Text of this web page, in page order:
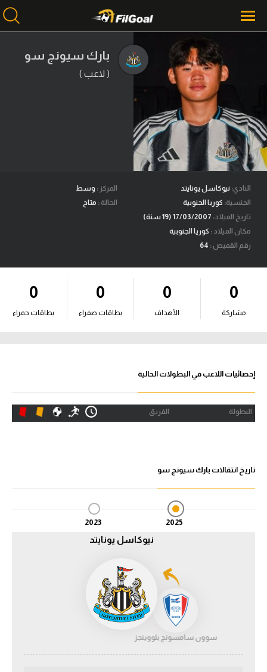
محتوى إخباري
الرئيسية
أخبار
مباريات
ميركاتو
فانتازي في الجول
مسابقة التوقعات
فيديوهات
آراء حرة
ركن الألعاب
الدوري المصري
الدوري الإنجليزي الممتاز
الدوري الإيطالي
دوري أبطال أوروبا
دوري أبطال إفريقيا
كل البطولات
بارك سيونج سو
( لاعب )
النادي: نيوكاسل يونايتد
الجنسية: كوريا الجنوبية
تاريخ الميلاد:
مكان الميلاد : كوريا الجنوبية
رقم القميص :
المركز : وسط
الحالة : متاح
0
مشاركة
0
الأهداف
0
بطاقات صفراء
0
بطاقات حمراء
إحصائيات اللاعب في البطولات الحالية
البطولة الفريق
تاريخ انتقالات بارك سيونج سو
2025
2023
نيوكاسل يونايتد
سوون سامسونج بلووينجز